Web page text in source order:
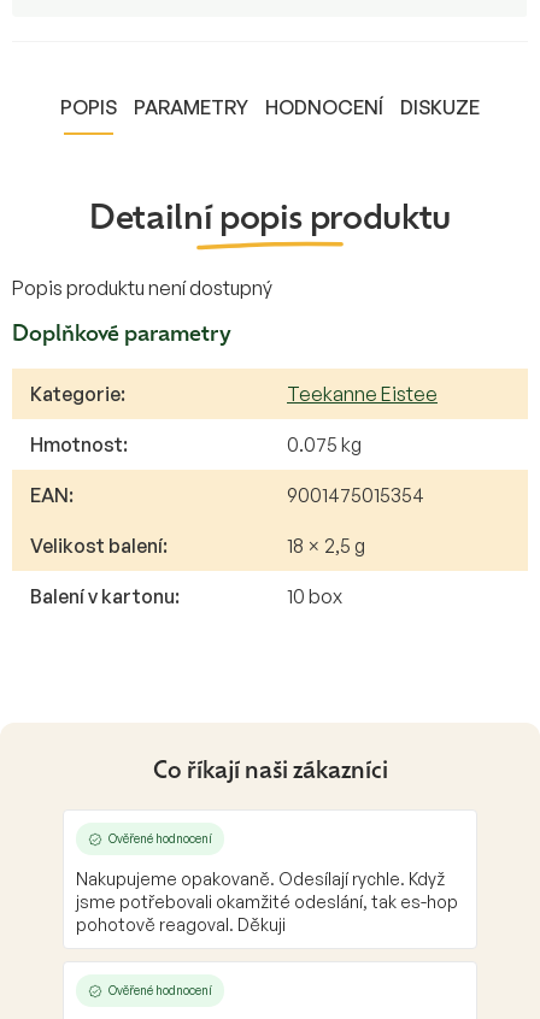
POPIS PARAMETRY HODNOCENÍ DISKUZE
Detailní popis produktu
Popis produktu není dostupný
Doplňkové parametry
Kategorie: Teekanne Eistee
Hmotnost: 0.075 kg
EAN: 9001475015354
Velikost balení: 18 × 2,5 g
Balení v kartonu: 10 box
Co říkají naši zákazníci
Ověřené hodnocení
Nakupujeme opakovaně. Odesílají rychle. Když
jsme potřebovali okamžité odeslání, tak es-hop
pohotově reagoval. Děkuji
Ověřené hodnocení